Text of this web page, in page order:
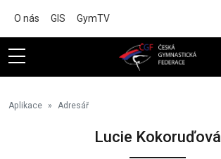
O nás GIS GymTV
Aplikace Adresář
Lucie Kokoruďová